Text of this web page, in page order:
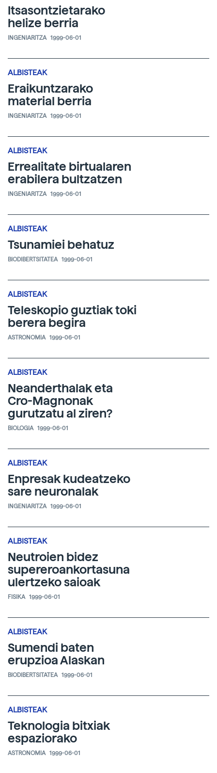
Itsasontzietarako
helize berria
INGENIARITZA 1999-06-01
ALBISTEAK
Eraikuntzarako
material berria
INGENIARITZA 1999-06-01
ALBISTEAK
Errealitate birtualaren
erabilera bultzatzen
INGENIARITZA 1999-06-01
ALBISTEAK
Tsunamiei behatuz
BIODIBERTSITATEA 1999-06-01
ALBISTEAK
Teleskopio guztiak toki
berera begira
ASTRONOMIA 1999-06-01
ALBISTEAK
Neanderthalak eta
Cro-Magnonak
gurutzatu al ziren?
BIOLOGIA 1999-06-01
ALBISTEAK
Enpresak kudeatzeko
sare neuronalak
INGENIARITZA 1999-06-01
ALBISTEAK
Neutroien bidez
supereroankortasuna
ulertzeko saioak
FISIKA 1999-06-01
ALBISTEAK
Sumendi baten
erupzioa Alaskan
BIODIBERTSITATEA 1999-06-01
ALBISTEAK
Teknologia bitxiak
espaziorako
ASTRONOMIA 1999-06-01